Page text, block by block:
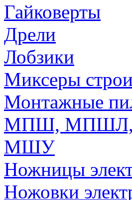
Гайковерты
Дрели
Лобзики
Миксеры
Монтажные
МПШ,
МШУ
Ножницы
Ножовки